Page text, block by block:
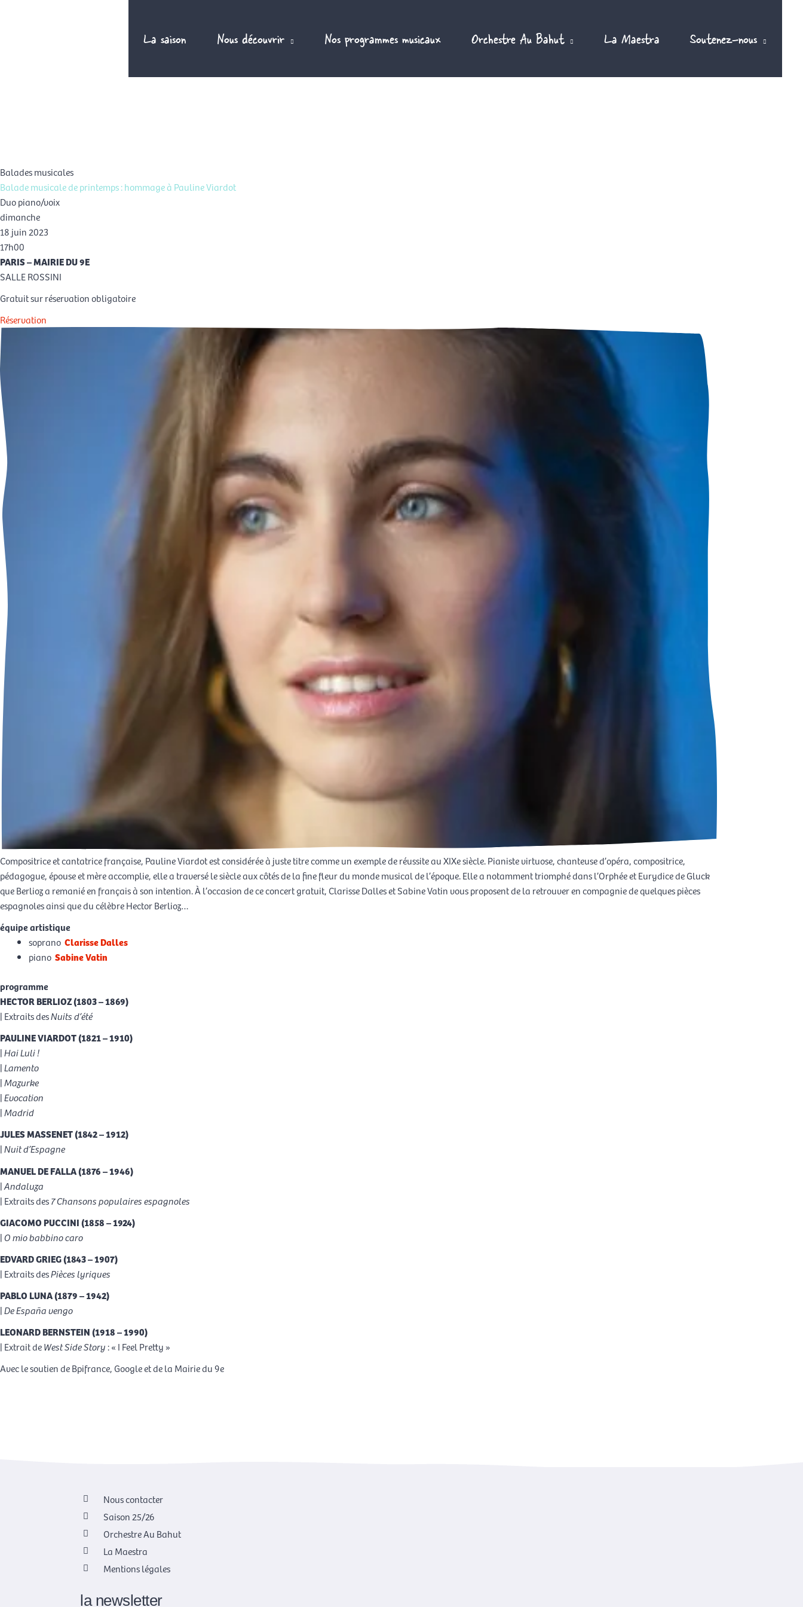
La saison Nous découvrir Nos programmes musicaux Orchestre Au Bahut La Maestra Soutenez-nous
Balades musicales
Balade musicale de printemps : hommage à Pauline Viardot
Duo piano/voix
dimanche
18 juin 2023
17h00
PARIS – MAIRIE DU 9E
SALLE ROSSINI
Gratuit sur réservation obligatoire
Réservation
Compositrice et cantatrice française, Pauline Viardot est considérée à juste titre comme un exemple de réussite au XIXe siècle. Pianiste virtuose, chanteuse d’opéra, compositrice,
pédagogue, épouse et mère accomplie, elle a traversé le siècle aux côtés de la fine fleur du monde musical de l’époque. Elle a notamment triomphé dans l’Orphée et Eurydice de Gluck
que Berlioz a remanié en français à son intention. À l’occasion de ce concert gratuit, Clarisse Dalles et Sabine Vatin vous proposent de la retrouver en compagnie de quelques pièces
espagnoles ainsi que du célèbre Hector Berlioz…
équipe artistique
soprano Clarisse Dalles
piano Sabine Vatin
programme
HECTOR BERLIOZ (1803 – 1869)
| Extraits desNuits d’été
PAULINE VIARDOT (1821 – 1910)
|Hai Luli !
|Lamento
|Mazurke
|Evocation
|Madrid
JULES MASSENET (1842 – 1912)
|Nuit d’Espagne
MANUEL DE FALLA (1876 – 1946)
|Andaluza
| Extraits des7 Chansons populaires espagnoles
GIACOMO PUCCINI (1858 – 1924)
|O mio babbino caro
EDVARD GRIEG (1843 – 1907)
| Extraits desPièces lyriques
PABLO LUNA (1879 – 1942)
|De España vengo
LEONARD BERNSTEIN (1918 – 1990)
| Extrait deWest Side Story: « I Feel Pretty »
Avec le soutien de Bpifrance, Google et de la Mairie du 9e
Nous contacter
Saison 25/26
Orchestre Au Bahut
La Maestra
Mentions légales
la newsletter